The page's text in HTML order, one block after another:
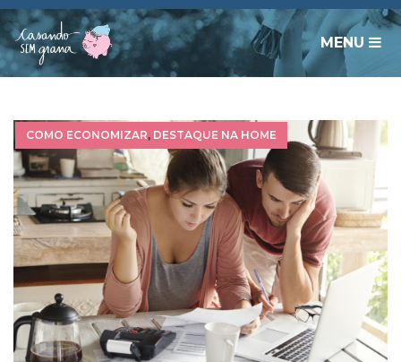
MENU
COMO ECONOMIZAR, DESTAQUE NA HOME